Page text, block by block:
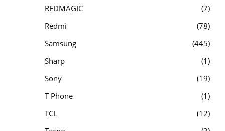
REDMAGIC
7
Redmi
78
Samsung
445
Sharp
1
Sony
19
T Phone
1
TCL
12